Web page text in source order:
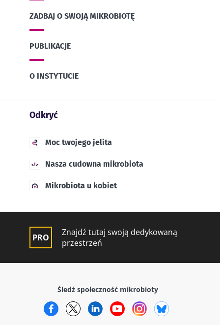
ZADBAJ O SWOJĄ MIKROBIOTĘ
PUBLIKACJE
O INSTYTUCIE
Odkryć
Moc twojego jelita
Nasza cudowna mikrobiota
Mikrobiota u kobiet
Znajdź tutaj swoją dedykowaną
przestrzeń
Śledź społeczność mikrobioty
FacebookTwitterLinkedInYouTubeInstagram